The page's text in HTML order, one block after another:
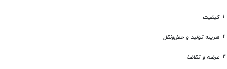
کیفیت
هزینه تولید و حمل‌ونقل
عرضه و تقاضا